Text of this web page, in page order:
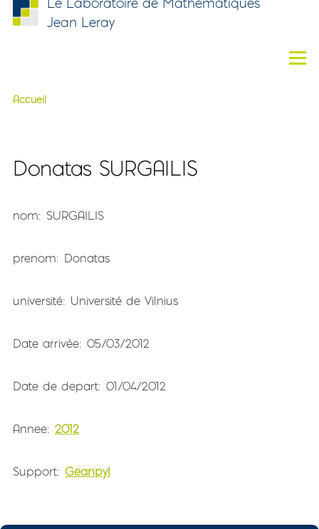
Aller au contenu principal
Jean Leray
Fil d'Ariane
Accueil
Donatas SURGAILIS
nom SURGAILIS
prenom Donatas
université Université de Vilnius
Date arrivée 05/03/2012
Date de depart 01/04/2012
Annee 2012
Support Geanpyl